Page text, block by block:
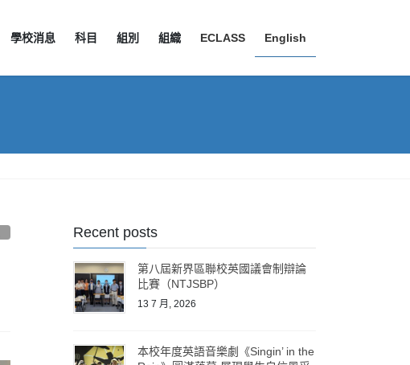
學校消息 科目 組別 組織 ECLASS English
Recent posts
第八屆新界區聯校英國議會制辯論
比賽（NTJSBP）
13 7 月, 2026
本校年度英語音樂劇《Singin’ in the